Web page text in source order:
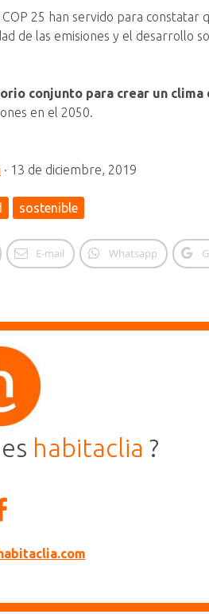
25 han servido para constatar
de las emisiones y el desarrollo
conjunto para crear un clima
en el 2050.
· 13 de diciembre, 2019
sostenible
E-mail Whatsapp
habitaclia ?